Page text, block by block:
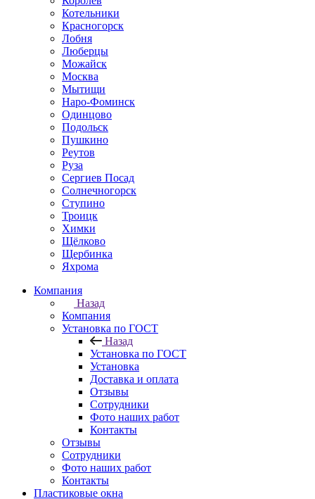
Котельники
Красногорск
Лобня
Люберцы
Можайск
Москва
Мытищи
Наро-Фоминск
Одинцово
Подольск
Пушкино
Реутов
Руза
Сергиев Посад
Солнечногорск
Ступино
Троицк
Химки
Щёлково
Щербинка
Яхрома
Компания
Назад
Компания
Установка по ГОСТ
Назад
Установка по ГОСТ
Установка
Доставка и оплата
Отзывы
Сотрудники
Фото наших работ
Контакты
Отзывы
Сотрудники
Фото наших работ
Контакты
Пластиковые окна